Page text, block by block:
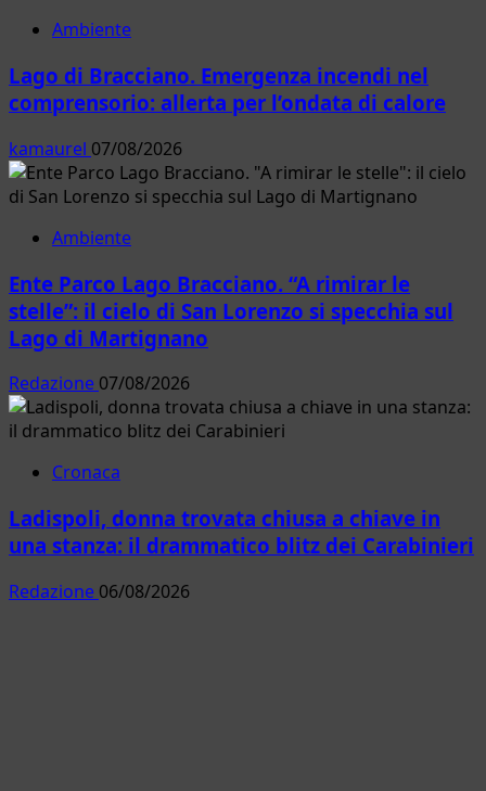
Ambiente
Lago di Bracciano. Emergenza incendi nel
comprensorio: allerta per l’ondata di calore
kamaurel 07/08/2026
Ambiente
Ente Parco Lago Bracciano. “A rimirar le
stelle”: il cielo di San Lorenzo si specchia sul
Lago di Martignano
Redazione 07/08/2026
Cronaca
Ladispoli, donna trovata chiusa a chiave in
una stanza: il drammatico blitz dei Carabinieri
Redazione 06/08/2026